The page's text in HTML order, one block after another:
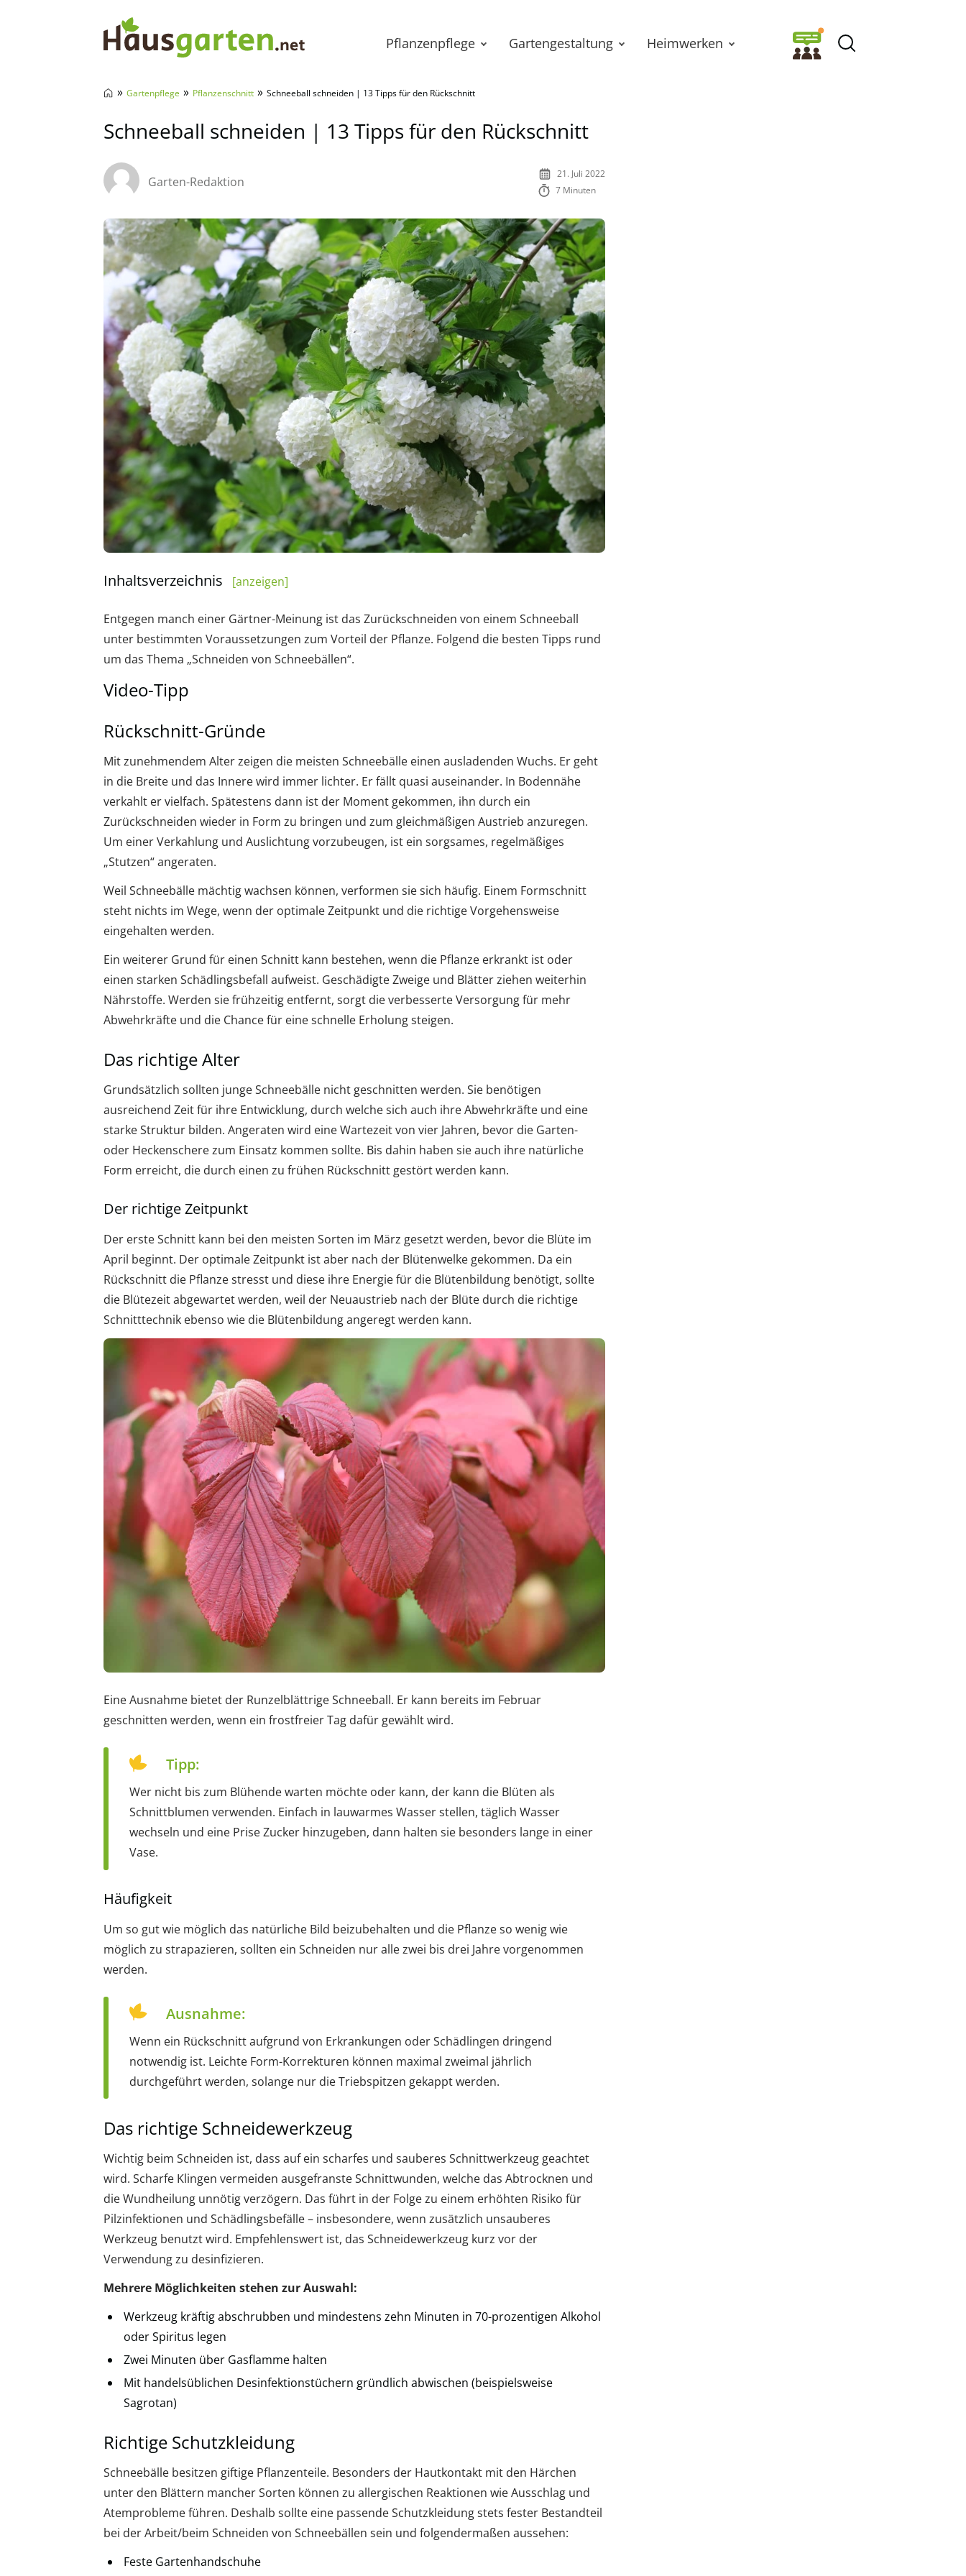
Pflanzenpflege Gartengestaltung Heimwerken
» Gartenpflege » Pflanzenschnitt » Schneeball schneiden | 13 Tipps für den Rückschnitt
Schneeball schneiden | 13 Tipps für den Rückschnitt
Garten-Redaktion
21. Juli 2022
7 Minuten
Inhaltsverzeichnis [anzeigen]
Entgegen manch einer Gärtner-Meinung ist das Zurückschneiden von einem Schneeball
unter bestimmten Voraussetzungen zum Vorteil der Pflanze. Folgend die besten Tipps rund
um das Thema „Schneiden von Schneebällen“.
Video-Tipp
Rückschnitt-Gründe
Mit zunehmendem Alter zeigen die meisten Schneebälle einen ausladenden Wuchs. Er geht
in die Breite und das Innere wird immer lichter. Er fällt quasi auseinander. In Bodennähe
verkahlt er vielfach. Spätestens dann ist der Moment gekommen, ihn durch ein
Zurückschneiden wieder in Form zu bringen und zum gleichmäßigen Austrieb anzuregen.
Um einer Verkahlung und Auslichtung vorzubeugen, ist ein sorgsames, regelmäßiges
„Stutzen“ angeraten.
Weil Schneebälle mächtig wachsen können, verformen sie sich häufig. Einem Formschnitt
steht nichts im Wege, wenn der optimale Zeitpunkt und die richtige Vorgehensweise
eingehalten werden.
Ein weiterer Grund für einen Schnitt kann bestehen, wenn die Pflanze erkrankt ist oder
einen starken Schädlingsbefall aufweist. Geschädigte Zweige und Blätter ziehen weiterhin
Nährstoffe. Werden sie frühzeitig entfernt, sorgt die verbesserte Versorgung für mehr
Abwehrkräfte und die Chance für eine schnelle Erholung steigen.
Das richtige Alter
Grundsätzlich sollten junge Schneebälle nicht geschnitten werden. Sie benötigen
ausreichend Zeit für ihre Entwicklung, durch welche sich auch ihre Abwehrkräfte und eine
starke Struktur bilden. Angeraten wird eine Wartezeit von vier Jahren, bevor die Garten-
oder Heckenschere zum Einsatz kommen sollte. Bis dahin haben sie auch ihre natürliche
Form erreicht, die durch einen zu frühen Rückschnitt gestört werden kann.
Der richtige Zeitpunkt
Der erste Schnitt kann bei den meisten Sorten im März gesetzt werden, bevor die Blüte im
April beginnt. Der optimale Zeitpunkt ist aber nach der Blütenwelke gekommen. Da ein
Rückschnitt die Pflanze stresst und diese ihre Energie für die Blütenbildung benötigt, sollte
die Blütezeit abgewartet werden, weil der Neuaustrieb nach der Blüte durch die richtige
Schnitttechnik ebenso wie die Blütenbildung angeregt werden kann.
Eine Ausnahme bietet der Runzelblättrige Schneeball. Er kann bereits im Februar
geschnitten werden, wenn ein frostfreier Tag dafür gewählt wird.
Tipp:
Wer nicht bis zum Blühende warten möchte oder kann, der kann die Blüten als
Schnittblumen verwenden. Einfach in lauwarmes Wasser stellen, täglich Wasser
wechseln und eine Prise Zucker hinzugeben, dann halten sie besonders lange in einer
Vase.
Häufigkeit
Um so gut wie möglich das natürliche Bild beizubehalten und die Pflanze so wenig wie
möglich zu strapazieren, sollten ein Schneiden nur alle zwei bis drei Jahre vorgenommen
werden.
Ausnahme:
Wenn ein Rückschnitt aufgrund von Erkrankungen oder Schädlingen dringend
notwendig ist. Leichte Form-Korrekturen können maximal zweimal jährlich
durchgeführt werden, solange nur die Triebspitzen gekappt werden.
Das richtige Schneidewerkzeug
Wichtig beim Schneiden ist, dass auf ein scharfes und sauberes Schnittwerkzeug geachtet
wird. Scharfe Klingen vermeiden ausgefranste Schnittwunden, welche das Abtrocknen und
die Wundheilung unnötig verzögern. Das führt in der Folge zu einem erhöhten Risiko für
Pilzinfektionen und Schädlingsbefälle – insbesondere, wenn zusätzlich unsauberes
Werkzeug benutzt wird. Empfehlenswert ist, das Schneidewerkzeug kurz vor der
Verwendung zu desinfizieren.
Mehrere Möglichkeiten stehen zur Auswahl:
Werkzeug kräftig abschrubben und mindestens zehn Minuten in 70-prozentigen Alkohol
oder Spiritus legen
Zwei Minuten über Gasflamme halten
Mit handelsüblichen Desinfektionstüchern gründlich abwischen (beispielsweise
Sagrotan)
Richtige Schutzkleidung
Schneebälle besitzen giftige Pflanzenteile. Besonders der Hautkontakt mit den Härchen
unter den Blättern mancher Sorten können zu allergischen Reaktionen wie Ausschlag und
Atemprobleme führen. Deshalb sollte eine passende Schutzkleidung stets fester Bestandteil
bei der Arbeit/beim Schneiden von Schneebällen sein und folgendermaßen aussehen:
Feste Gartenhandschuhe